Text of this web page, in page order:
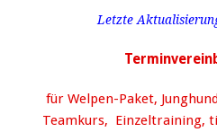
Letzte
für Welpen-Paket,
Teamkurs, Einzeltraining,